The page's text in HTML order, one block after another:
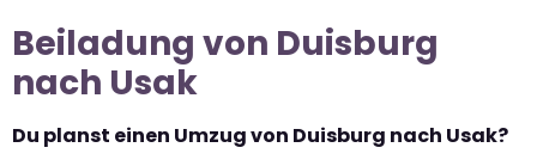
Beiladung von Duisburg
nach Usak
Du planst einen Umzug von Duisburg nach Usak?